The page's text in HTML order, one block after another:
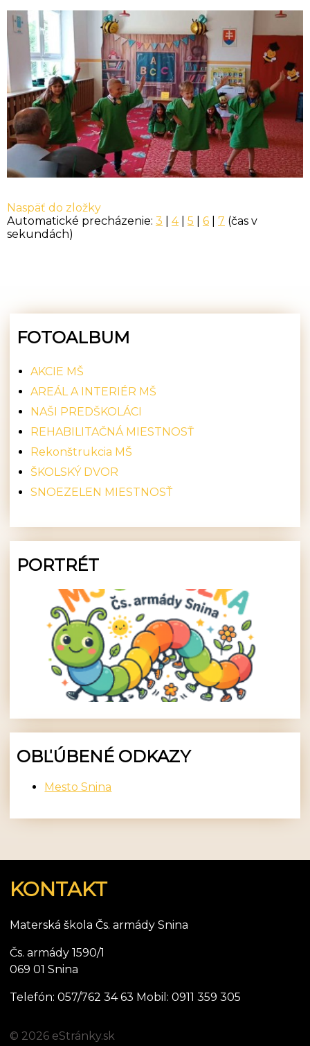
Naspäť do zložky
Automatické precházenie: 3 4| 5 6 7 (čas v
sekundách)
FOTOALBUM
AKCIE MŠ
AREÁL A INTERIÉR MŠ
NAŠI PREDŠKOLÁCI
REHABILITAČNÁ MIESTNOSŤ
Rekonštrukcia MŠ
ŠKOLSKÝ DVOR
SNOEZELEN MIESTNOSŤ
PORTRÉT
OBĽÚBENÉ ODKAZY
Mesto Snina
KONTAKT
Materská škola Čs. armády Snina
Čs. armády 1590/1
069 01 Snina
Telefón: 057/762 34 63 Mobil: 0911 359 305
© 2026 eStránky.sk